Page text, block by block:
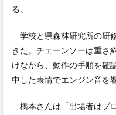
る。
学校と県森林研究所の研
きた。チェーンソーは重さ
けながら、動作の手順を確
中した表情でエンジン音を
橋本さんは「出場者はプ